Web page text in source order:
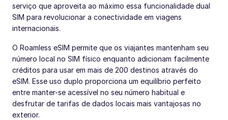
serviço que aproveita ao máximo essa funcionalidade dual
SIM para revolucionar a conectividade em viagens
internacionais.
O Roamless eSIM permite que os viajantes mantenham seu
número local no SIM físico enquanto adicionam facilmente
créditos para usar em mais de 200 destinos através do
eSIM. Esse uso duplo proporciona um equilíbrio perfeito
entre manter-se acessível no seu número habitual e
desfrutar de tarifas de dados locais mais vantajosas no
exterior.